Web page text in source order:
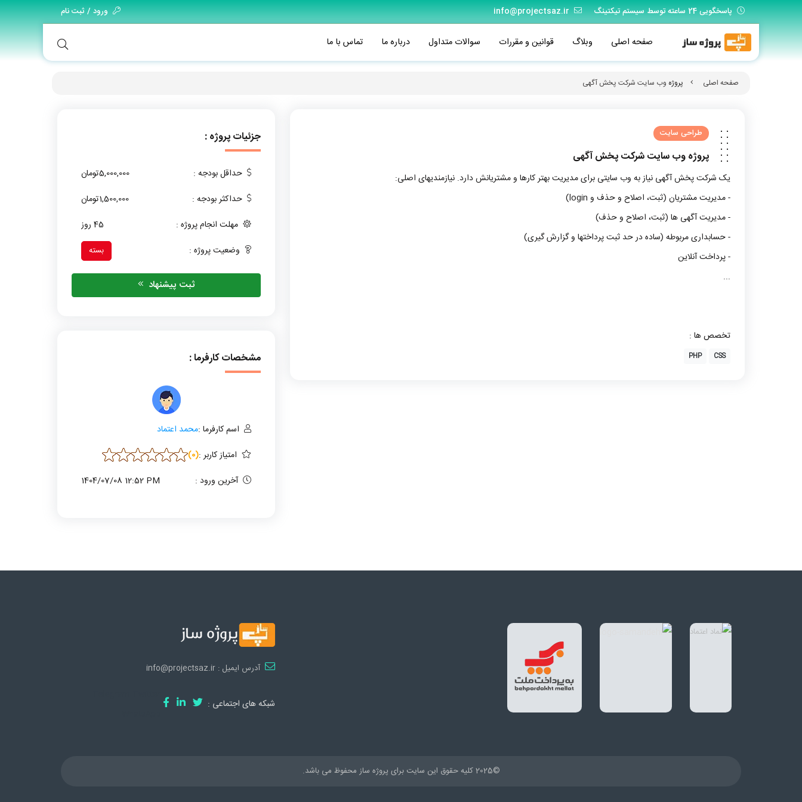
پاسخگویی 24 ساعته توسط سیستم تیکتینگ info@projectsaz.ir ورود / ثبت نام
صفحه اصلی وبلاگ قوانین و مقررات سوالات متداول درباره ما تماس با ما
صفحه اصلی پروژه وب سایت شرکت پخش آگهی
طراحی سایت
پروژهوب سایت شرکت پخش آگهی
یک شرکت پخش آگهی نیاز به وب سایتی برای مدیریت بهتر کارها و مشتریانش دارد. نیازمندیهای اصلی:
- مدیریت مشتریان (ثبت، اصلاح و حذف و login)
- مدیریت آگهی ها (ثبت، اصلاح و حذف)
- حسابداری مربوطه (ساده در حد ثبت پرداختها و گزارش گیری)
- پرداخت آنلاین
...
تخصص ها :
CSS
PHP
جزئیات پروژه :
حداقل بودجه :
5,000,000تومان
حداکثر بودجه :
1,500,000تومان
مهلت انجام پروژه :
45 روز
وضعیت پروژه :
بسته
ثبت پیشنهاد
مشخصات کارفرما :
اسم کارفرما :محمد اعتماد
امتیاز کاربر (0):
آخرین ورود :
1404/07/08 12:52 PM
آدرس ایمیل : info@projectsaz.ir
شبکه های اجتماعی :
©2025 کلیه حقوق این سایت برای پروژه ساز محفوظ می باشد.